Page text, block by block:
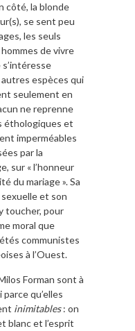
côté, la blonde
se sent peu
les seuls
de vivre
espèces qui
seulement en
ne reprenne
éthologiques et
imperméables
par la
sur « l’honneur
du mariage ». Sa
et son
toucher, pour
moral que
communistes
à l’Ouest.
Forman sont à
qu’elles
inimitables: on
blanc et l’esprit